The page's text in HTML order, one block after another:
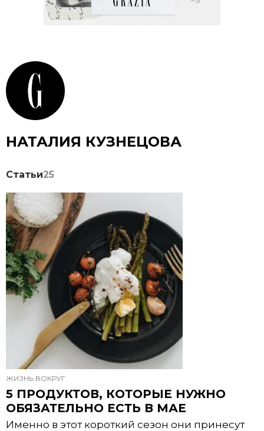
НАТАЛИЯ КУЗНЕЦОВА
Статьи25
ЖИЗНЬ ВОКРУГ
5 ПРОДУКТОВ, КОТОРЫЕ НУЖНО
ОБЯЗАТЕЛЬНО ЕСТЬ В МАЕ
Именно в этот короткий сезон они принесут